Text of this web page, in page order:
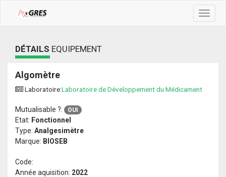
Toggle
DÉTAILS EQUIPEMENT
Algomètre
Laboratoire:Laboratoire de Développement du Médicament
Mutualisable ?: OUI
Etat: Fonctionnel
Type: Analgesimètre
Marque: BIOSEB
Code:
Année aquisition: 2022